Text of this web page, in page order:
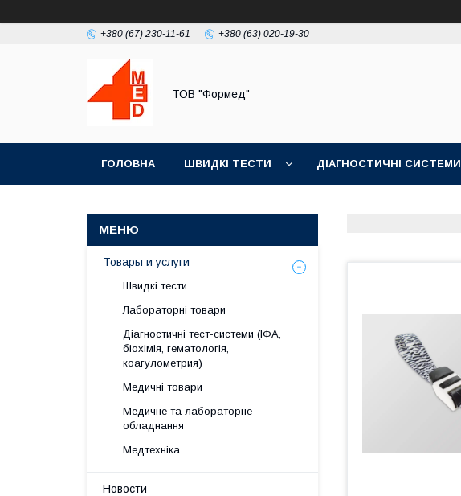
+380 (67) 230-11-61 +380 (63) 020-19-30
ТОВ "Формед"
ГОЛОВНА ШВИДКІ ТЕСТИ ДІАГНОСТИЧНІ СИСТЕМИ
Товары и услуги
Швидкі тести
Лабораторні товари
Діагностичні тест-системи (ІФА,
біохімія, гематологія,
коагулометрия)
Медичні товари
Медичне та лабораторне
обладнання
Медтехніка
Новости